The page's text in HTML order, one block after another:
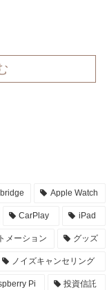
Apple Watch
CarPlay iPad
メーション グッズ
ノイズキャンセリング
Pi 投資信託